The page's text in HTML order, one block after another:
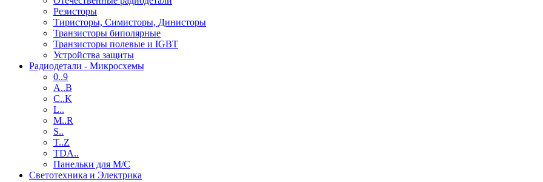
Резисторы
Тиристоры, Симисторы, Динисторы
Транзисторы биполярные
Транзисторы полевые и IGBT
Устройства защиты
Радиодетали - Микросхемы
0..9
A..B
C..K
L..
M..R
S..
T..Z
TDA..
Панельки для М/С
Светотехника и Электрика